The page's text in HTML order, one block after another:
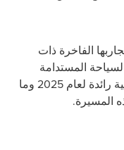
الفاخرة ذات
المستدامة
والمسؤولة، ما يعزز مكانتها كوجهة سياحية رائدة لعام 2025 وما
المسيرة.